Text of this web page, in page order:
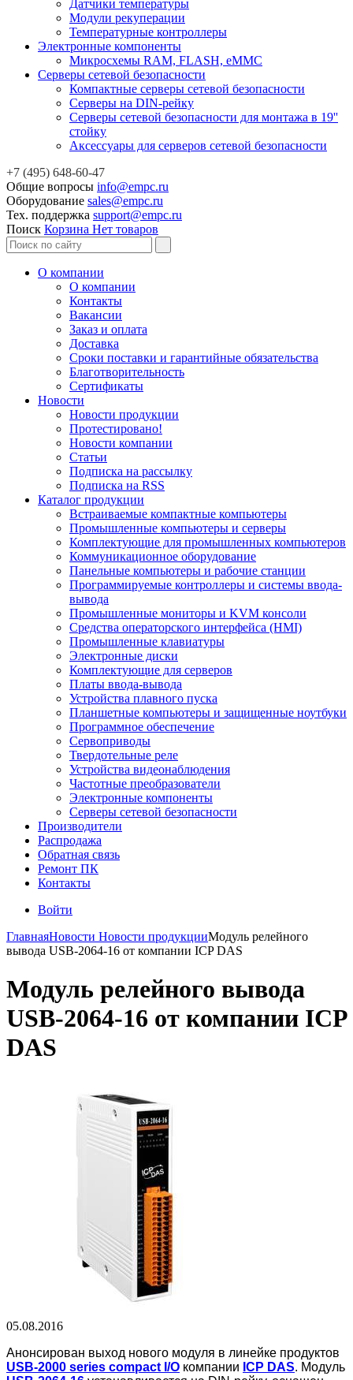
Датчики температуры
Модули рекуперации
Температурные контроллеры
Электронные компоненты
Микросхемы RAM, FLASH, eMMC
Серверы сетевой безопасности
Компактные серверы сетевой безопасности
Серверы на DIN-рейку
Серверы сетевой безопасности для монтажа в 19''
стойку
Аксессуары для серверов сетевой безопасности
+7 (495) 648-60-47
Общие вопросы info@empc.ru
Оборудование sales@empc.ru
Тех. поддержка support@empc.ru
Поиск Корзина Нет товаров
О компании
О компании
Контакты
Вакансии
Заказ и оплата
Доставка
Сроки поставки и гарантийные обязательства
Благотворительность
Сертификаты
Новости
Новости продукции
Протестировано!
Новости компании
Статьи
Подписка на рассылку
Подписка на RSS
Каталог продукции
Встраиваемые компактные компьютеры
Промышленные компьютеры и серверы
Комплектующие для промышленных компьютеров
Коммуникационное оборудование
Панельные компьютеры и рабочие станции
Программируемые контроллеры и системы ввода-
вывода
Промышленные мониторы и KVM консоли
Средства операторского интерфейса (HMI)
Промышленные клавиатуры
Электронные диски
Комплектующие для серверов
Платы ввода-вывода
Устройства плавного пуска
Планшетные компьютеры и защищенные ноутбуки
Программное обеспечение
Сервоприводы
Твердотельные реле
Устройства видеонаблюдения
Частотные преобразователи
Электронные компоненты
Серверы сетевой безопасности
Производители
Распродажа
Обратная связь
Ремонт ПК
Контакты
Войти
ГлавнаяНовости Новости продукцииМодуль релейного
вывода USB-2064-16 от компании ICP DAS
Модуль релейного вывода
USB-2064-16 от компании ICP
DAS
05.08.2016
Анонсирован выход нового модуля в линейке продуктов
USB-2000 series compact I/O компании ICP DAS. Модуль